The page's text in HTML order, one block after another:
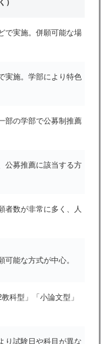
）
で実施。併願可能な場
実施。学部により特色
部の学部で公募制推薦
公募推薦に該当する方
者数が非常に多く、人
可能な方式が中心。
科型」「小論文型」
り試験日や科目が異な